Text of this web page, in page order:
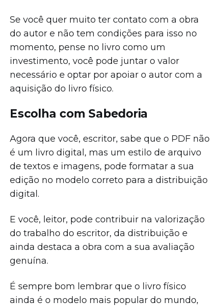
Se você quer muito ter contato com a obra
do autor e não tem condições para isso no
momento, pense no livro como um
investimento, você pode juntar o valor
necessário e optar por apoiar o autor com a
aquisição do livro físico.
Escolha com Sabedoria
Agora que você, escritor, sabe que o PDF não
é um livro digital, mas um estilo de arquivo
de textos e imagens, pode formatar a sua
edição no modelo correto para a distribuição
digital.
E você, leitor, pode contribuir na valorização
do trabalho do escritor, da distribuição e
ainda destaca a obra com a sua avaliação
genuína.
É sempre bom lembrar que o livro físico
ainda é o modelo mais popular do mundo,